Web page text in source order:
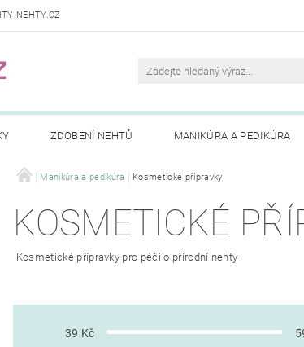
NEHTY.CZ
ZDOBENÍ NEHTŮ MANIKÚRA A PEDIKÚRA
NAPIŠTE NÁM MOJE OBJEDNÁVKA
Manikúra a pedikúra Kosmetické přípravky
KOSMETICKÉ
Kosmetické přípravky pro péči o přírodní nehty
39 Kč